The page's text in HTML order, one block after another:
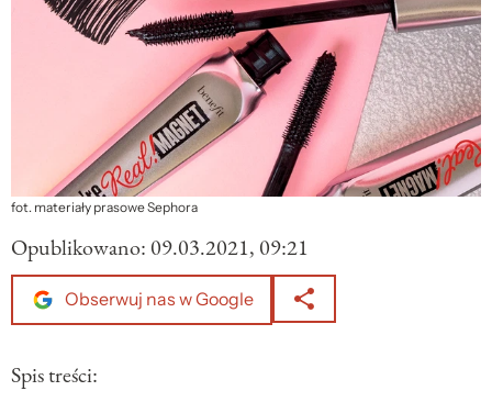
fot. materiały prasowe Sephora
Opublikowano: 09.03.2021, 09:21
Obserwuj nas w Google
Spis treści: